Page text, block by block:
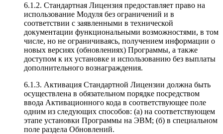
6.1.2. Стандартная Лицензия предоставляет право на
использование Модуля без ограничений и в
соответствии с заявленными в технической
документации функциональными возможностями, в том
числе, но не ограничиваясь, получением информации о
новых версиях (обновлениях) Программы, а также
доступом к их установке и использованию без выплаты
дополнительного вознаграждения.
6.1.3. Активация Стандартной Лицензии должна быть
осуществлена в обязательном порядке посредством
ввода Активационного кода в соответствующее поле
одним из следующих способов: (а) на соответствующем
этапе установки Программы на ЭВМ; (б) в специальном
поле раздела Обновлений.